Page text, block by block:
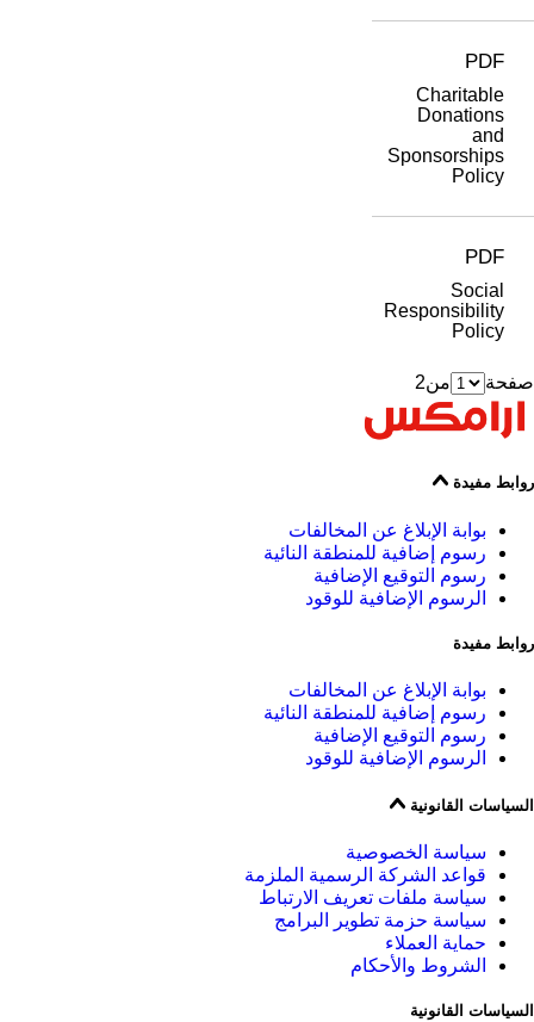
PDF
Charitable
Donations
and
Sponsorships
Policy
PDF
Social
Responsibility
Policy
صفحة من2
روابط مفيدة
بوابة الإبلاغ عن المخالفات
رسوم إضافية للمنطقة النائية
رسوم التوقيع الإضافية
الرسوم الإضافية للوقود
روابط مفيدة
بوابة الإبلاغ عن المخالفات
رسوم إضافية للمنطقة النائية
رسوم التوقيع الإضافية
الرسوم الإضافية للوقود
السياسات القانونية
سياسة الخصوصية
قواعد الشركة الرسمية الملزمة
سياسة ملفات تعريف الارتباط
سياسة حزمة تطوير البرامج
حماية العملاء
الشروط والأحكام
السياسات القانونية